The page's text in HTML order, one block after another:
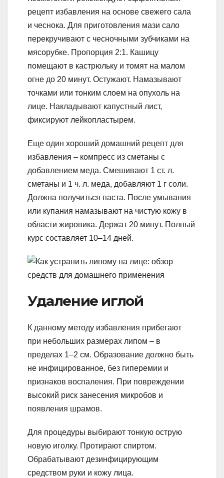
рецепт избавления на основе свежего сала
и чеснока. Для приготовления мази сало
перекручивают с чесночными зубчиками на
мясорубке. Пропорция 2:1. Кашицу
помещают в кастрюльку и томят на малом
огне до 20 минут. Остужают. Намазывают
точками или тонким слоем на опухоль на
лице. Накладывают капустный лист,
фиксируют лейкопластырем.
Еще один хороший домашний рецепт для
избавления – компресс из сметаны с
добавлением меда. Смешивают 1 ст. л.
сметаны и 1 ч. л. меда, добавляют 1 г соли.
Должна получиться паста. После умывания
или купания намазывают на чистую кожу в
области жировика. Держат 20 минут. Полный
курс составляет 10–14 дней.
Удаление иглой
К данному методу избавления прибегают
при небольших размерах липом – в
пределах 1–2 см. Образование должно быть
не инфицированное, без гиперемии и
признаков воспаления. При повреждении
высокий риск занесения микробов и
появления шрамов.
Для процедуры выбирают тонкую острую
новую иголку. Протирают спиртом.
Обрабатывают дезинфицирующим
средством руки и кожу лица.